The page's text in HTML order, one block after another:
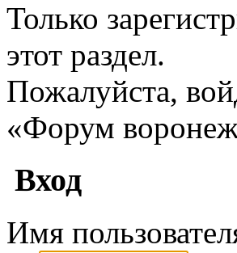
Только
этот раздел.
Пожалуйста,
«Форум
Вход
Имя